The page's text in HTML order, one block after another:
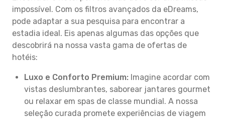
impossível. Com os filtros avançados da eDreams,
pode adaptar a sua pesquisa para encontrar a
estadia ideal. Eis apenas algumas das opções que
descobrirá na nossa vasta gama de ofertas de
hotéis:
Luxo e Conforto Premium: Imagine acordar com
vistas deslumbrantes, saborear jantares gourmet
ou relaxar em spas de classe mundial. A nossa
seleção curada promete experiências de viagem